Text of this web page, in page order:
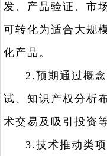
发、产品验证、市
可转化为适合大规
化产品。
2.预期通过概
试、知识产权分析
术交易及吸引投资等
3.技术推动类